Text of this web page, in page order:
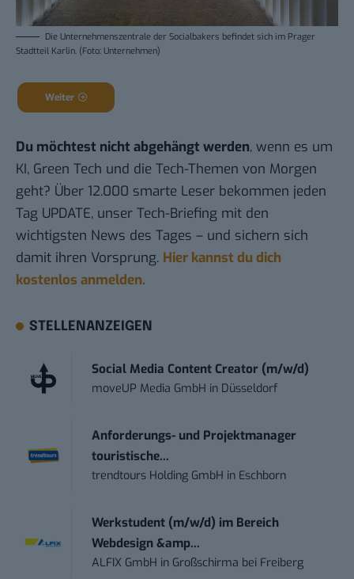
Die Unternehmenszentrale der Socialbakers befindet sich im Prager
Stadtteil Karlin. (Foto: Unternehmen)
Weiter
Du möchtest nicht abgehängt werden, wenn es um
KI, Green Tech und die Tech-Themen von Morgen
geht? Über 12.000 smarte Leser bekommen jeden
Tag UPDATE, unser Tech-Briefing mit den
wichtigsten News des Tages – und sichern sich
damit ihren Vorsprung. Hier kannst du dich
kostenlos anmelden.
STELLENANZEIGEN
Social Media Content Creator (m/w/d)
moveUP Media GmbH in Düsseldorf
Anforderungs- und Projektmanager
touristische...
trendtours Holding GmbH in Eschborn
Werkstudent (m/w/d) im Bereich
Webdesign &amp...
ALFIX GmbH in Großschirma bei Freiberg